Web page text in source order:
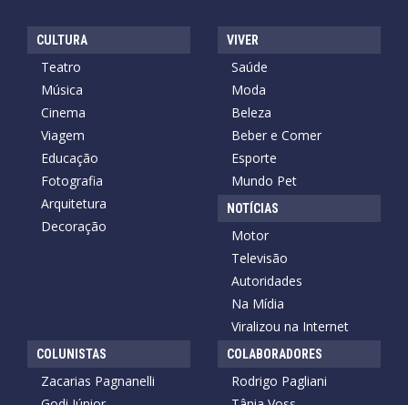
CULTURA
Teatro
Música
Cinema
Viagem
Educação
Fotografia
Arquitetura
Decoração
VIVER
Saúde
Moda
Beleza
Beber e Comer
Esporte
Mundo Pet
NOTÍCIAS
Motor
Televisão
Autoridades
Na Mídia
Viralizou na Internet
COLUNISTAS
Zacarias Pagnanelli
COLABORADORES
Rodrigo Pagliani